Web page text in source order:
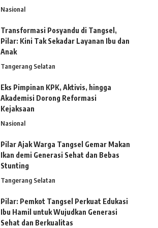
Nasional
Transformasi Posyandu di Tangsel,
Pilar: Kini Tak Sekadar Layanan Ibu dan
Anak
Tangerang Selatan
Eks Pimpinan KPK, Aktivis, hingga
Akademisi Dorong Reformasi
Kejaksaan
Nasional
Pilar Ajak Warga Tangsel Gemar Makan
Ikan demi Generasi Sehat dan Bebas
Stunting
Tangerang Selatan
Pilar: Pemkot Tangsel Perkuat Edukasi
Ibu Hamil untuk Wujudkan Generasi
Sehat dan Berkualitas